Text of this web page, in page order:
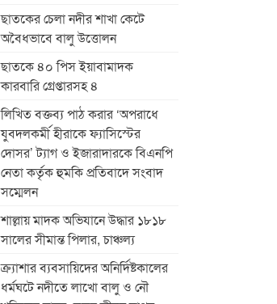
ছাতকের চেলা নদীর শাখা কেটে
অবৈধভাবে বালু উত্তোলন
ছাতকে ৪০ পিস ইয়াবামাদক
কারবারি গ্রেপ্তারসহ ৪
লিখিত বক্তব্য পাঠ করার ‘অপরাধে
যুবদলকর্মী হীরাকে ফ্যাসিস্টের
দোসর’ ট্যাগ ও ইজারাদারকে বিএনপি
নেতা কর্তৃক হুমকি প্রতিবাদে সংবাদ
সম্মেলন
শাল্লায় মাদক অভিযানে উদ্ধার ১৮১৮
সালের সীমান্ত পিলার, চাঞ্চল্য
ক্র্যাশার ব্যবসায়িদের অনির্দিষ্টকালের
ধর্মঘটে নদীতে লাখো বালু ও নৌ